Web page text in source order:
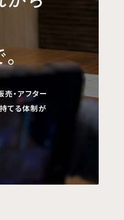
ー
が